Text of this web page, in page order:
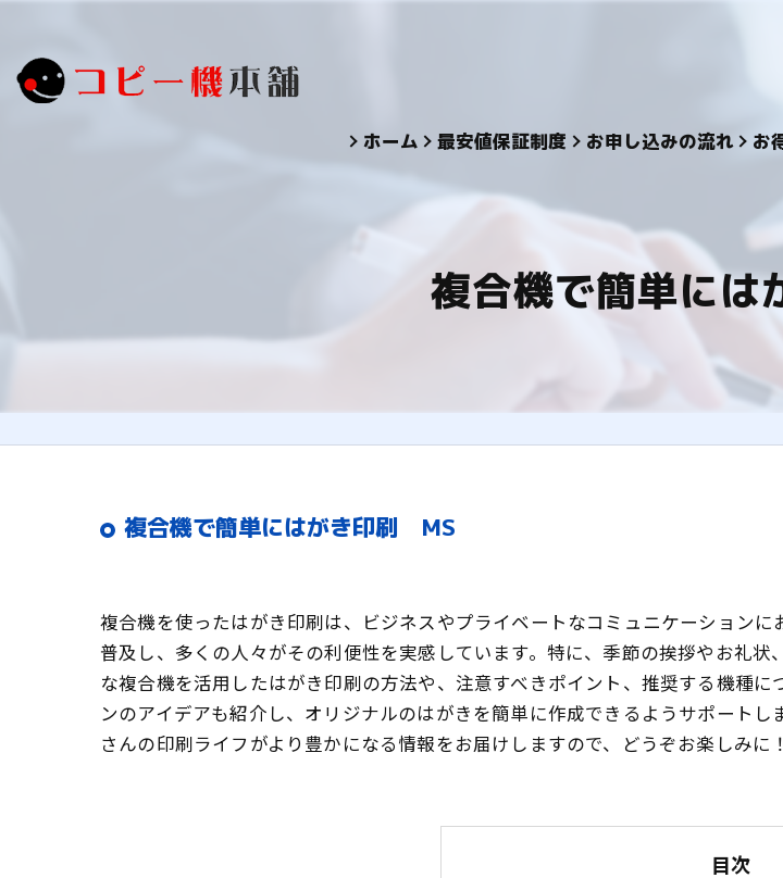
ホーム 最安値保証制度 お申し込みの流れ お
複合機で簡単に
複合機で簡単にはがき印刷 MS
複合機を使ったはがき印刷は、ビジネスやプライベートなコミュニケーション
普及し、多くの人々がその利便性を実感しています。特に、季節の挨拶やお礼
な複合機を活用したはがき印刷の方法や、注意すべきポイント、推奨する機種
ンのアイデアも紹介し、オリジナルのはがきを簡単に作成できるようサポート
さんの印刷ライフがより豊かになる情報をお届けしますので、どうぞお楽しみに！
目次